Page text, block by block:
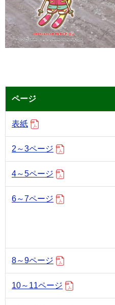
ページ
表紙
2～3ページ
4～5ページ
6～7ページ
8～9ページ
10～11ページ